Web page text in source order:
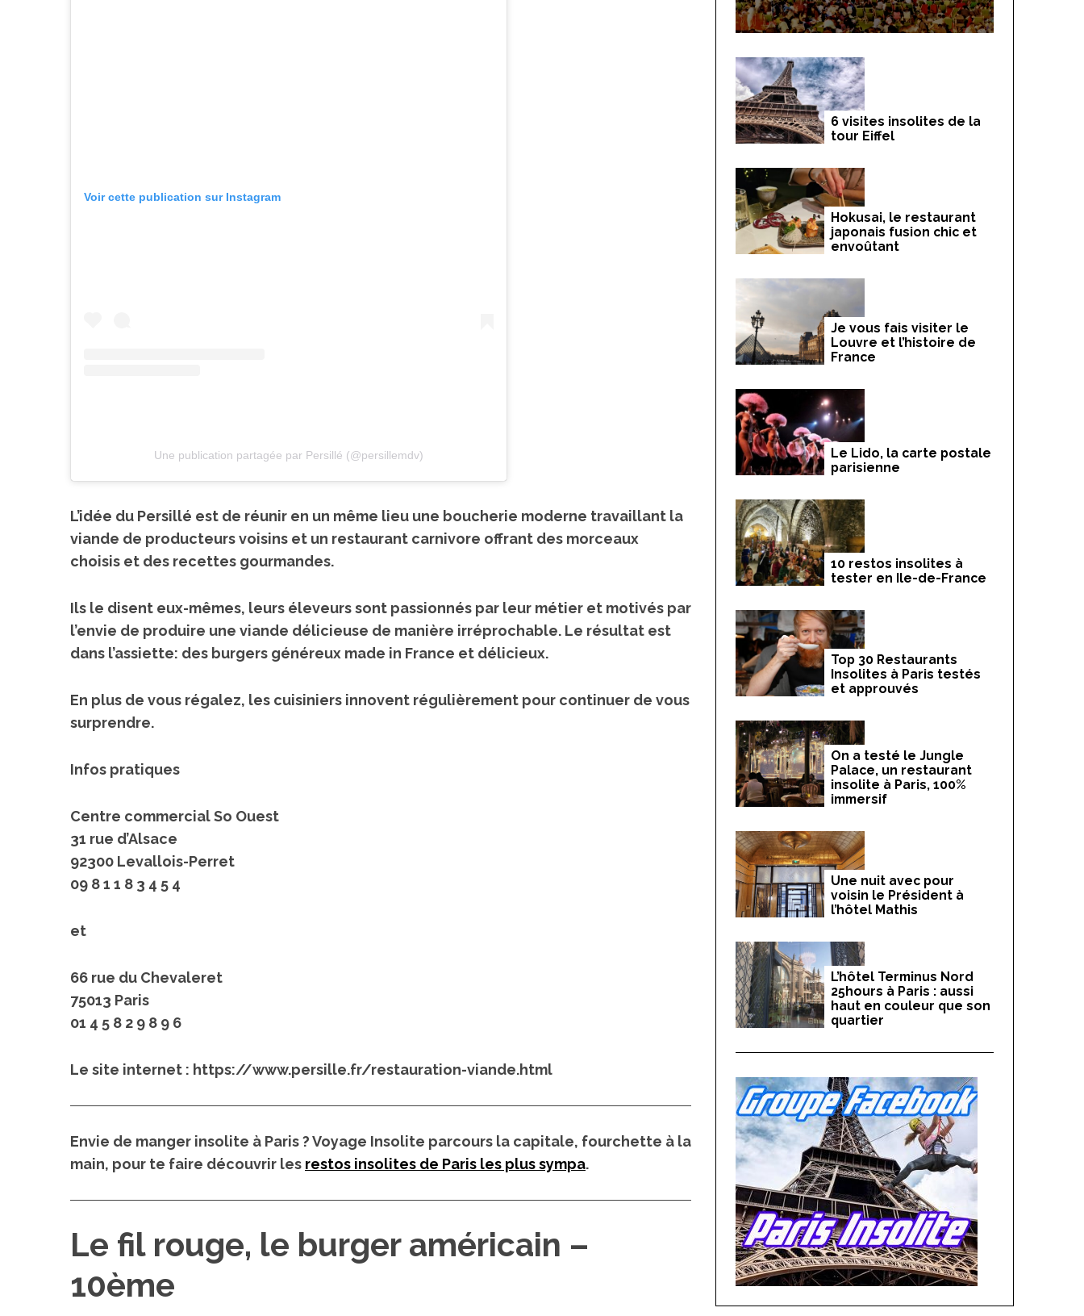
Voir cette publication sur Instagram
Une publication partagée par Persillé (@persillemdv)
L’idée du Persillé est de réunir en un même lieu une boucherie moderne travaillant la
viande de producteurs voisins et un restaurant carnivore offrant des morceaux
choisis et des recettes gourmandes.
Ils le disent eux-mêmes, leurs éleveurs sont passionnés par leur métier et motivés par
l’envie de produire une viande délicieuse de manière irréprochable. Le résultat est
dans l’assiette: des burgers généreux made in France et délicieux.
En plus de vous régalez, les cuisiniers innovent régulièrement pour continuer de vous
surprendre.
Infos pratiques
Centre commercial So Ouest
31 rue d’Alsace
92300 Levallois-Perret
09 8 1 1 8 3 4 5 4
et
66 rue du Chevaleret
75013 Paris
01 4 5 8 2 9 8 9 6
Le site internet : https://www.persille.fr/restauration-viande.html
Envie de manger insolite à Paris ?Voyage Insolite parcours la capitale, fourchette à la
main, pour te faire découvrir les restos insolites de Paris les plus sympa.
Le fil rouge, le burger américain –
10ème
6 visites insolites de la
tour Eiffel
Hokusai, le restaurant
japonais fusion chic et
envoûtant
Je vous fais visiter le
Louvre et l’histoire de
France
Le Lido, la carte postale
parisienne
10 restos insolites à
tester en Ile-de-France
Top 30 Restaurants
Insolites à Paris testés
et approuvés
On a testé le Jungle
Palace, un restaurant
insolite à Paris, 100%
immersif
Une nuit avec pour
voisin le Président à
l’hôtel Mathis
L’hôtel Terminus Nord
25hours à Paris : aussi
haut en couleur que son
quartier